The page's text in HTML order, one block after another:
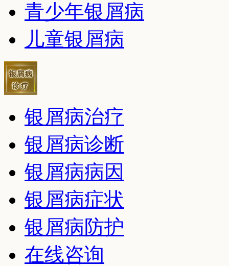
青少年银屑病
儿童银屑病
银屑病治疗
银屑病诊断
银屑病病因
银屑病症状
银屑病防护
在线咨询